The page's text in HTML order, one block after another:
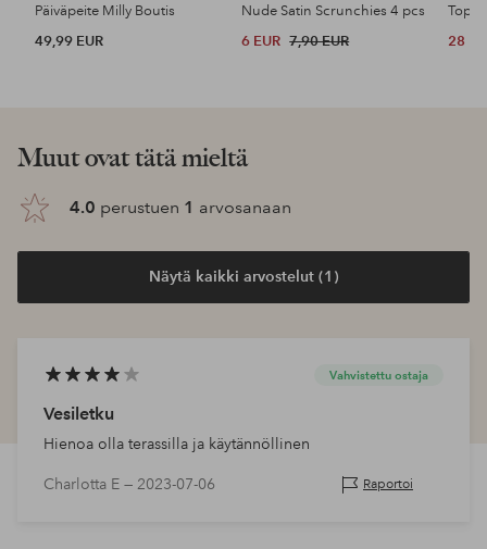
Päiväpeite Milly Boutis
49,99 EUR
Nude Satin Scrunchies 4 pcs
6 EUR 7,90 EUR
Top
28
Muut ovat tätä mieltä
4.0 perustuen 1 arvosanaan
Näytä kaikki arvostelut (1)
Vahvistettu ostaja
Vesiletku
Hienoa olla terassilla ja käytännöllinen
Charlotta E — 2023-07-06 Raportoi